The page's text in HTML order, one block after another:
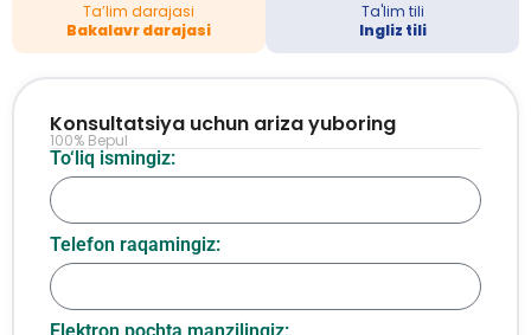
Ta’lim darajasi
Bakalavr darajasi
Ta'lim tili
Ingliz tili
To‘liq ismingiz:
Telefon raqamingiz:
Konsultatsiya uchun ariza yuboring
100% Bepul